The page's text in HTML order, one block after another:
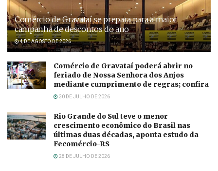
Comércio de Gravataí se prepara para a maior
campanha de descontos do ano
4 DE AGOSTO DE 2026
Comércio de Gravataí poderá abrir no
feriado de Nossa Senhora dos Anjos
mediante cumprimento de regras; confira
30 DE JULHO DE 2026
Rio Grande do Sul teve o menor
crescimento econômico do Brasil nas
últimas duas décadas, aponta estudo da
Fecomércio-RS
28 DE JULHO DE 2026